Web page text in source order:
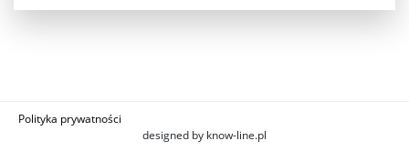
Polityka prywatności
designed by know-line.pl